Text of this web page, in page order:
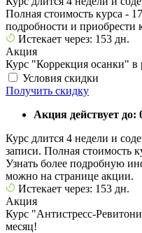
Полная стоимость курса -
подробности и приобрести
Истекает через: 153 дн.
Акция
Курс "Коррекция осанки" в
Условия скидки
Получить скидку
Акция действует до:
Курс длится 4 недели и
записи. Полная стоимость
Узнать более подробную
можно на странице акции.
Истекает через: 153 дн.
Акция
Курс "Антистресс-
месяц!